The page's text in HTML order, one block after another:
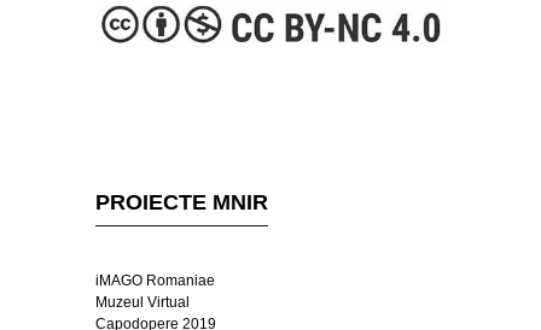
PROIECTE MNIR
iMAGO Romaniae
Muzeul Virtual
Capodopere 2019